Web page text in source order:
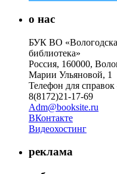
о нас
БУК ВО
библиотека»
Россия, 160000,
Марии Ульяновой, 1
Телефон для справок
8(8172)21-17-69
Adm@booksite.ru
ВКонтакте
Видеохостинг
реклама